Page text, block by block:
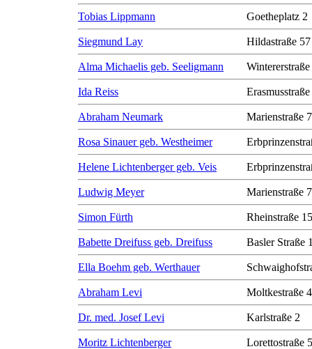
Tobias Lippmann Goetheplatz 2
Siegmund Lay Hildastraße 57
Alma Michaelis geb. Seeligmann
Ida Reiss
Abraham Neumark Marienstraße 7
Rosa Sinauer geb. Westheimer
Helene Lichtenberger geb. Veis
Ludwig Meyer Marienstraße 7
Simon Fürth Rheinstraße 15
Babette Dreifuss geb. Dreifuss Basler Straße
Ella Boehm geb. Werthauer
Abraham Levi Moltkestraße
Dr. med. Josef Levi Karlstraße 2
Moritz Lichtenberger Lorettostraße